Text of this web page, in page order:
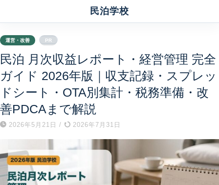
民泊学校
運営・改善 PR
民泊 月次収益レポート・経営管理 完全
ガイド 2026年版｜収支記録・スプレッ
ドシート・OTA別集計・税務準備・改
善PDCAまで解説
2026年5月21日 / 2026年7月31日